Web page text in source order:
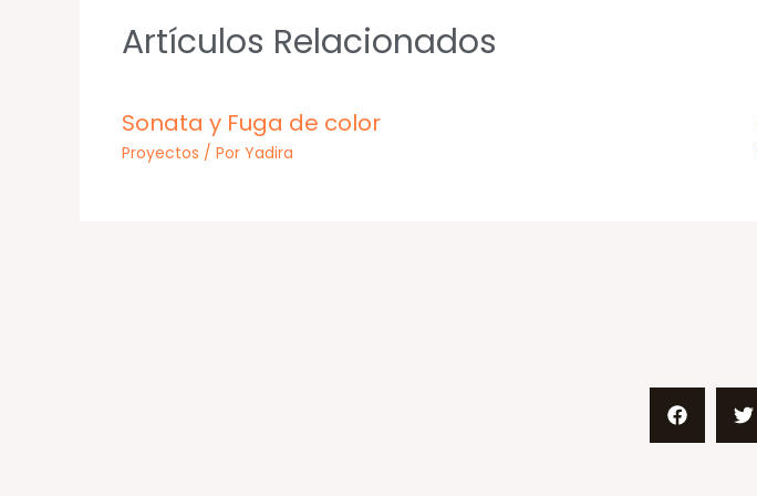
Artículos Relacionados
Sonata y Fuga de color
Proyectos / Por Yadira